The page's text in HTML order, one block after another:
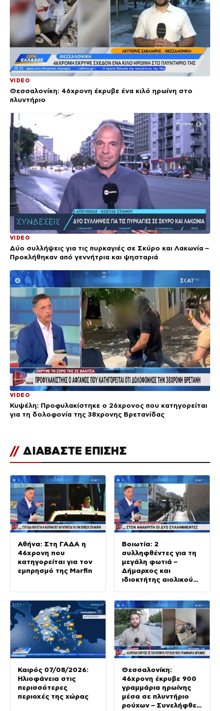
VIDEO
Θεσσαλονίκη: 46χρονη έκρυβε ένα κιλό ηρωίνη στο
πλυντήριο
VIDEO
Δύο συλλήψεις για τις πυρκαγιές σε Σκύρο και Λακωνία –
Προκλήθηκαν από γεννήτρια και ψησταριά
VIDEO
Κυψέλη: Προφυλακίστηκε ο 26χρονος που κατηγορείται
για τη δολοφονία της 38χρονης Βρετανίδας
// ΔΙΑΒΑΣΤΕ ΕΠΙΣΗΣ
Αθήνα: Στη ΓΑΔΑ η
46χρονη που
κατηγορείται για τον
εμπρησμό της Marfin
Βοιωτία: 2
συλληφθέντες για τη
μεγάλη φωτιά –
Δήμαρχος και
ιδιοκτήτης αιολικού
Καιρός 07/08/2026:
Ηλιοφάνεια στις
περισσότερες
περιοχές της χώρας
Θεσσαλονίκη:
46χρονη έκρυβε 900
γραμμάρια ηρωίνης
μέσα σε πλυντήριο
ρούχων – Συνελήφθει